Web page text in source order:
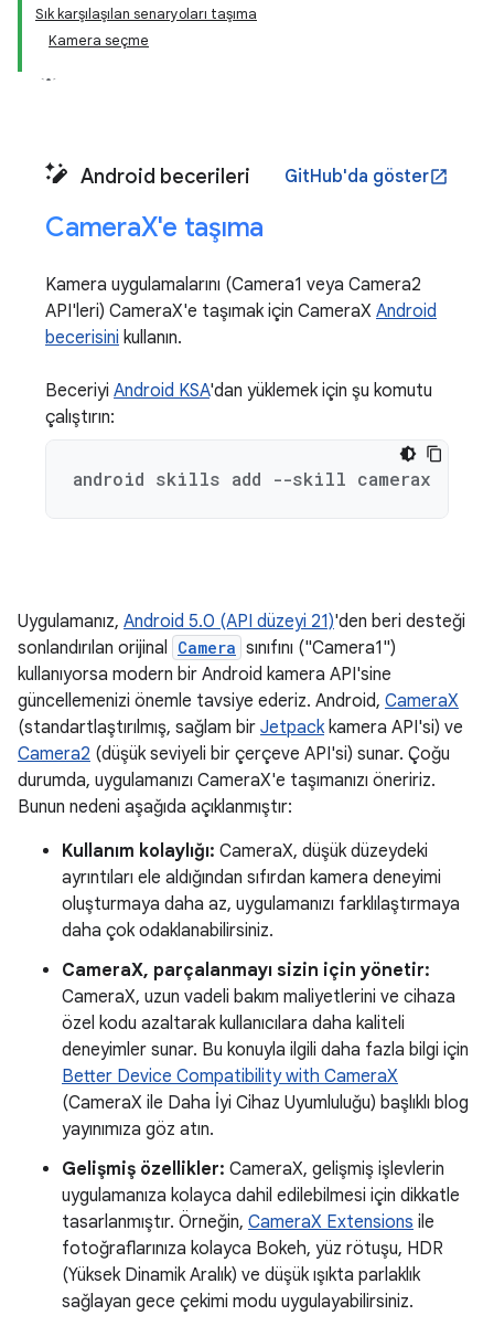
Sık karşılaşılan senaryoları taşıma
Kamera seçme
Android becerileri GitHub'da gösteropen_in_new
CameraX'e taşıma
Kamera uygulamalarını (Camera1 veya Camera2
API'leri) CameraX'e taşımak için CameraX Android
becerisini kullanın.
Beceriyi Android KSA'dan yüklemek için şu komutu
çalıştırın:
android skills add --skill camerax
Uygulamanız, Android 5.0 (API düzeyi 21)'den beri desteği
sonlandırılan orijinal Camera sınıfını ("Camera1")
kullanıyorsa modern bir Android kamera API'sine
güncellemenizi önemle tavsiye ederiz. Android, CameraX
(standartlaştırılmış, sağlam bir Jetpackkamera API'si) ve
Camera2 (düşük seviyeli bir çerçeve API'si) sunar. Çoğu
durumda, uygulamanızı CameraX'e taşımanızı öneririz.
Bunun nedeni aşağıda açıklanmıştır:
Kullanım kolaylığı: CameraX, düşük düzeydeki
ayrıntıları ele aldığından sıfırdan kamera deneyimi
oluşturmaya daha az, uygulamanızı farklılaştırmaya
daha çok odaklanabilirsiniz.
CameraX, parçalanmayı sizin için yönetir:
CameraX, uzun vadeli bakım maliyetlerini ve cihaza
özel kodu azaltarak kullanıcılara daha kaliteli
deneyimler sunar. Bu konuyla ilgili daha fazla bilgi için
Better Device Compatibility with CameraX
(CameraX ile Daha İyi Cihaz Uyumluluğu) başlıklı blog
yayınımıza göz atın.
Gelişmiş özellikler: CameraX, gelişmiş işlevlerin
uygulamanıza kolayca dahil edilebilmesi için dikkatle
tasarlanmıştır. Örneğin, CameraX Extensions ile
fotoğraflarınıza kolayca Bokeh, yüz rötuşu, HDR
(Yüksek Dinamik Aralık) ve düşük ışıkta parlaklık
sağlayan gece çekimi modu uygulayabilirsiniz.